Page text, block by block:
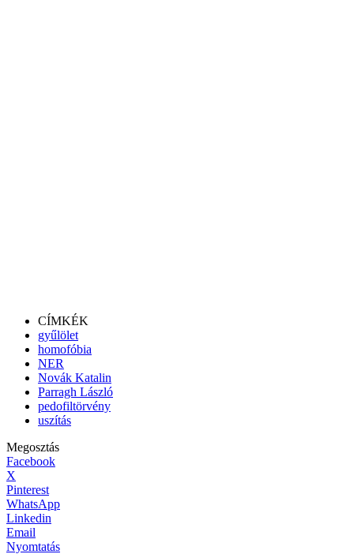
CÍMKÉK
gyűlölet
homofóbia
NER
Novák Katalin
Parragh László
pedofiltörvény
uszítás
Megosztás
Facebook
X
Pinterest
WhatsApp
Linkedin
Email
Nyomtatás